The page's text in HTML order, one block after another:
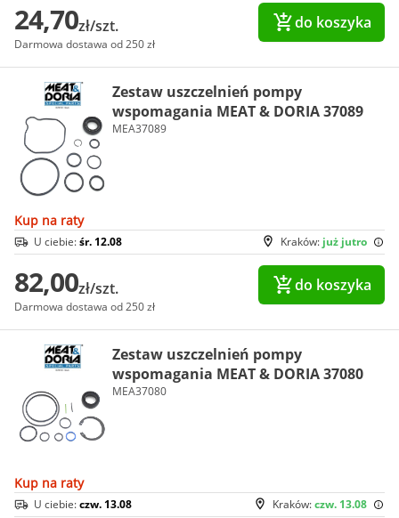
24,70zł/szt.
Darmowa dostawa od 250 zł
do koszyka
Zestaw uszczelnień pompy
wspomagania MEAT & DORIA 37089
MEA37089
Kup na raty
Kraków: już jutro
U ciebie:śr. 12.08
82,00zł/szt.
Darmowa dostawa od 250 zł
do koszyka
Zestaw uszczelnień pompy
wspomagania MEAT & DORIA 37080
MEA37080
Kup na raty
Kraków:czw. 13.08
U ciebie:czw. 13.08